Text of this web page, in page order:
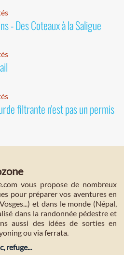
- Des Coteaux à la Saligue
filtrante n'est pas un permis
vous propose de nombreux
pour préparer vos aventures en
et dans le monde (Népal,
dans la randonnée pédestre et
aussi des idées de sorties en
ou via ferrata.
refuge...